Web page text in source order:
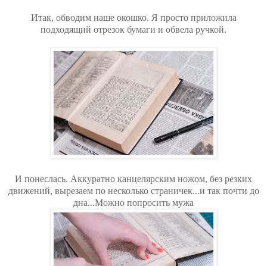
Итак, обводим наше окошко. Я просто приложила
подходящий отрезок бумаги и обвела ручкой.
И понеслась. Аккуратно канцелярским ножом, без резких
движений, вырезаем по несколько страничек...и так почти до
дна...Можно попросить мужа